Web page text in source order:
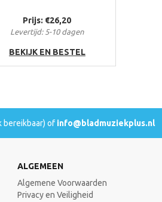
Prijs: €26,20
Levertijd: 5-10 dagen
BEKIJK EN BESTEL
bereikbaar) of info@bladmuziekplus.nl
ALGEMEEN
Algemene Voorwaarden
Privacy en Veiligheid